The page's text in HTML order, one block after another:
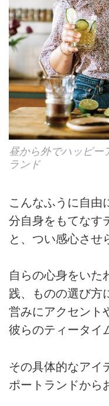
昼から外でハッピー
ランド
こんなふうに自由
分自身をもてなす
と、つい感心させ
自らの心身をいた
践、ものの選び方
営みにアクセント
彼らのティータイ
その具体的なアイ
ポートランドから